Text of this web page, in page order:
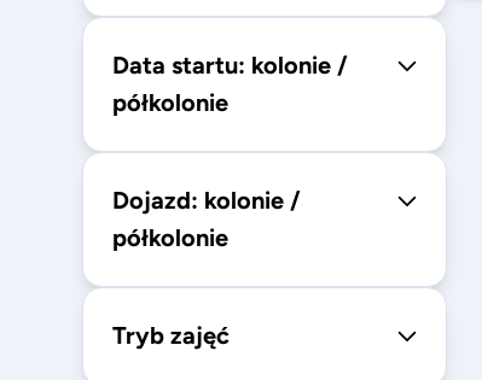
Data startu: kolonie /
półkolonie
Dojazd: kolonie /
półkolonie
Tryb zajęć